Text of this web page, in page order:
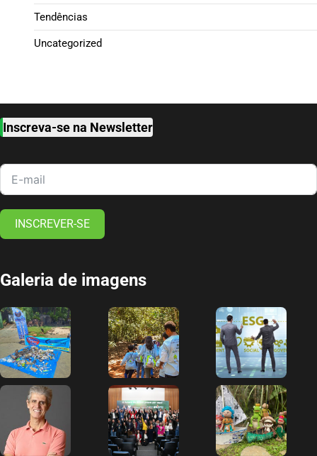
Tendências
Uncategorized
Inscreva-se na Newsletter
INSCREVER-SE
Galeria de imagens